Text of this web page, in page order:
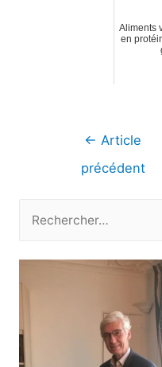
Aliments
en
Navigation
← Article
précédent
c
h
r
c